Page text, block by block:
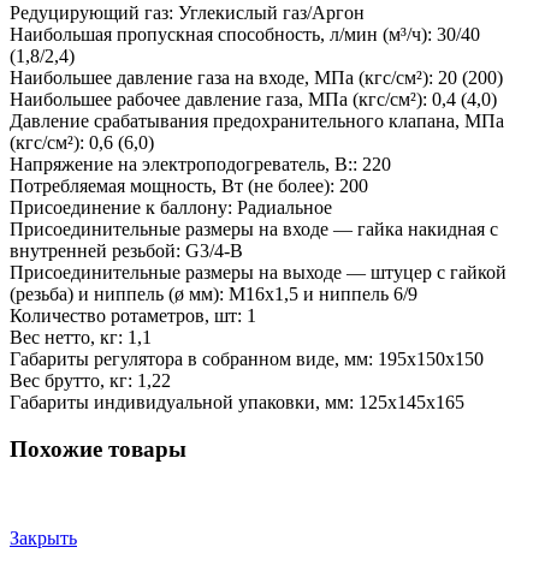
Редуцирующий газ: Углекислый газ/Аргон
Наибольшая пропускная способность, л/мин (м³/ч): 30/40
(1,8/2,4)
Наибольшее давление газа на входе, МПа (кгс/см²): 20 (200)
Наибольшее рабочее давление газа, МПа (кгс/см²): 0,4 (4,0)
Давление срабатывания предохранительного клапана, МПа
(кгс/см²): 0,6 (6,0)
Напряжение на электроподогреватель, В:: 220
Потребляемая мощность, Вт (не более): 200
Присоединение к баллону: Радиальное
Присоединительные размеры на входе — гайка накидная с
внутренней резьбой: G3/4-B
Присоединительные размеры на выходе — штуцер с гайкой
(резьба) и ниппель (ø мм): M16х1,5 и ниппель 6/9
Количество ротаметров, шт: 1
Вес нетто, кг: 1,1
Габариты регулятора в собранном виде, мм: 195х150х150
Вес брутто, кг: 1,22
Габариты индивидуальной упаковки, мм: 125х145х165
Похожие товары
Закрыть